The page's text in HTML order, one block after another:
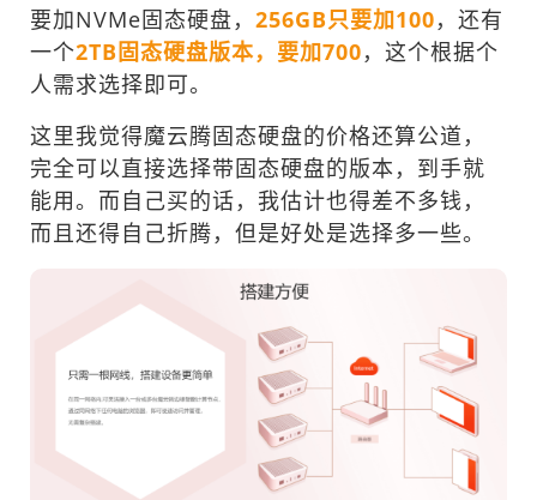
要加NVMe固态硬盘， 256GB只要加100，还有
一个2TB固态硬盘版本，要加700，这个根据个
人需求选择即可。
这里我觉得魔云腾固态硬盘的价格还算公道，
完全可以直接选择带固态硬盘的版本，到手就
能用。而自己买的话，我估计也得差不多钱，
而且还得自己折腾，但是好处是选择多一些。